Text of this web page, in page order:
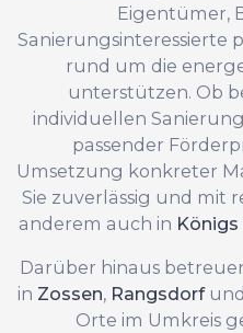
Eigentümer,
Sanierungsinteressierte
rund um die
unterstützen. Ob
individuellen
passender
Umsetzung konkreter
Sie zuverlässig und mit
anderem auch in
Darüber hinaus
in Zossen, Rangsdorfund
Orte im Umkreis